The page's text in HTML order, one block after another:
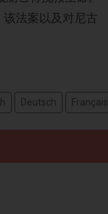
法案以及对尼古
Deutsch Français